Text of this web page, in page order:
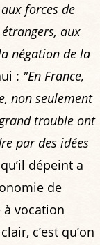
forces de
aux
négation de la
: "En France,
non seulement
trouble ont
par des idées
dépeint a
de
à vocation
c’est qu’on